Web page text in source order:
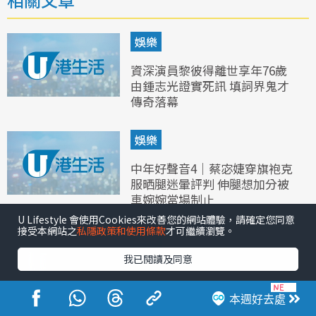
娛樂
資深演員黎彼得離世享年76歲
由鍾志光證實死訊 填詞界鬼才
傳奇落幕
娛樂
中年好聲音4｜蔡宓婕穿旗袍克
服晒腿迷暈評判 伸腿想加分被
車婉婉當場制止
娛樂
中年好聲音4｜鄭家聲挑戰《愛
是懷疑》首次爆Rap 臨危不亂一
腳踢開耳機獲讚「好型」
本週好去處
U Lifestyle 會使用Cookies來改善您的網站體驗，請確定您同意
接受本網站之私隱政策和使用條款才可繼續瀏覽。
我已閱讀及同意